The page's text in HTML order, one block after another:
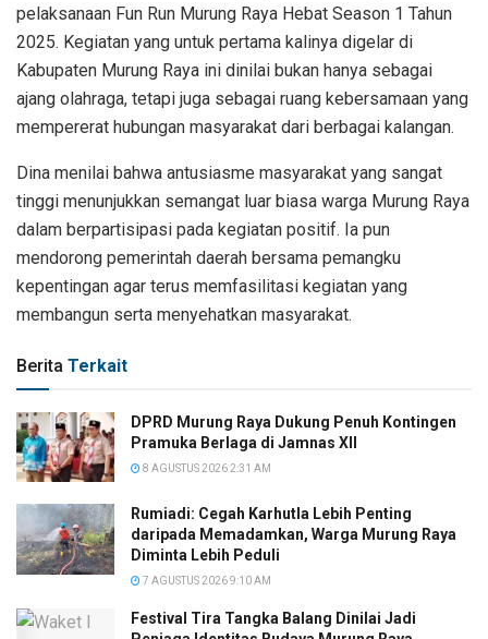
pelaksanaan Fun Run Murung Raya Hebat Season 1 Tahun
2025. Kegiatan yang untuk pertama kalinya digelar di
Kabupaten Murung Raya ini dinilai bukan hanya sebagai
ajang olahraga, tetapi juga sebagai ruang kebersamaan yang
mempererat hubungan masyarakat dari berbagai kalangan.
Dina menilai bahwa antusiasme masyarakat yang sangat
tinggi menunjukkan semangat luar biasa warga Murung Raya
dalam berpartisipasi pada kegiatan positif. Ia pun
mendorong pemerintah daerah bersama pemangku
kepentingan agar terus memfasilitasi kegiatan yang
membangun serta menyehatkan masyarakat.
Berita Terkait
DPRD Murung Raya Dukung Penuh Kontingen
Pramuka Berlaga di Jamnas XII
8 AGUSTUS 2026 2:31 AM
Rumiadi: Cegah Karhutla Lebih Penting
daripada Memadamkan, Warga Murung Raya
Diminta Lebih Peduli
7 AGUSTUS 2026 9:10 AM
Festival Tira Tangka Balang Dinilai Jadi